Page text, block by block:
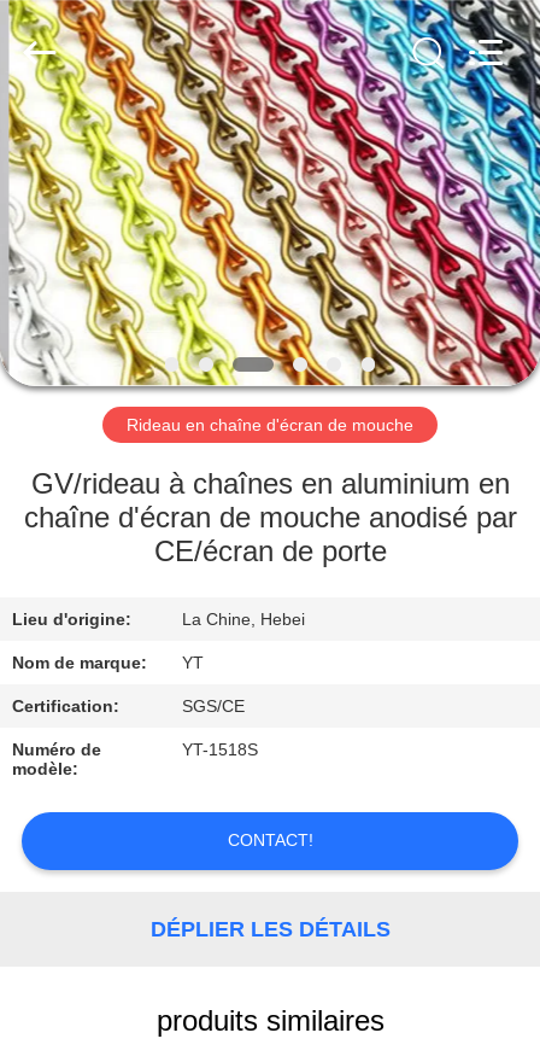
MAISON
PRODUITS
AU
SUJET
DE
NOUS
VISITE
D'USINE
DE
QUALITÉ
CONTACTEZ-
NOUS
DEMANDEZ
CITATION
NOUVELLES
câble
métallique
d'acier
inoxydable
Fournisseur.
Copyright
©
2018
2020
decorativeropemesh.com.
All
Rights
Reserved.
Rideau en chaîne d'écran de mouche
GV/rideau à chaînes en aluminium en
chaîne d'écran de mouche anodisé par
CE/écran de porte
Lieu d'origine: La Chine, Hebei
Nom de marque: YT
Certification: SGS/CE
Numéro de
modèle:
YT-1518S
CONTACT!
DÉPLIER LES DÉTAILS
produits similaires